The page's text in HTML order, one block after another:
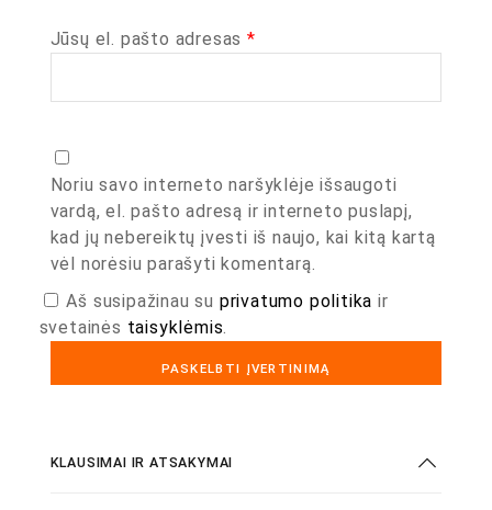
Jūsų el. pašto adresas *
Noriu savo interneto naršyklėje išsaugoti
vardą, el. pašto adresą ir interneto puslapį,
kad jų nebereiktų įvesti iš naujo, kai kitą kartą
vėl norėsiu parašyti komentarą.
Aš susipažinau su privatumo politika ir
svetainės taisyklėmis.
KLAUSIMAI IR ATSAKYMAI